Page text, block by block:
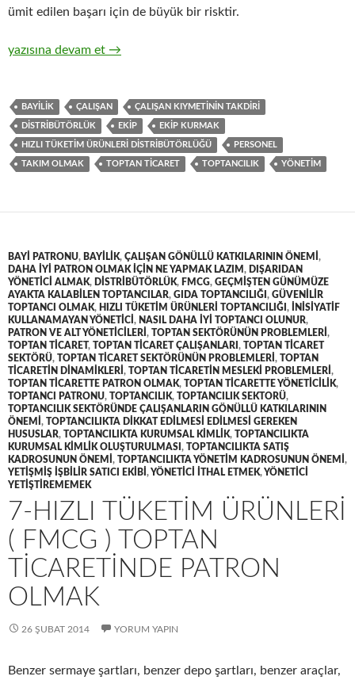
ümit edilen başarı için de büyük bir risktir.
8-Hızlı tüketim ürünleri ( FMCG ) toptan ticaretinde satış
yazısına devam et →
BAYILIK ÇALIŞAN ÇALIŞAN KIYMETININ TAKDIRI
DISTRIBÜTÖRLÜK EKIP EKIP KURMAK
HIZLI TÜKETIM ÜRÜNLERI DISTRIBÜTÖRLÜĞÜ PERSONEL
TAKIM OLMAK TOPTAN TICARET TOPTANCILIK YÖNETIM
BAYI PATRONU, BAYILIK, ÇALIŞAN GÖNÜLLÜ KATKILARININ ÖNEMI ,
DAHA IYI PATRON OLMAK IÇIN NE YAPMAK LAZIM , DIŞARIDAN
YÖNETICI ALMAK, DISTRIBÜTÖRLÜK, FMCG, GEÇMIŞTEN GÜNÜMÜZE
AYAKTA KALABILEN TOPTANCILAR, GIDA TOPTANCILIĞI , GÜVENILIR
TOPTANCI OLMAK, HIZLI TÜKETIM ÜRÜNLERI TOPTANCILIĞI ,
INISIYATIF
KULLANAMAYAN YÖNETICI , NASIL DAHA IYI TOPTANCI OLUNUR,
PATRON VE ALT YÖNETICILERI , TOPTAN SEKTÖRÜNÜN PROBLEMLERI ,
TOPTAN TICARET, TOPTAN TICARET ÇALIŞANLARI , TOPTAN TICARET
SEKTÖRÜ, TOPTAN TICARET SEKTÖRÜNÜN PROBLEMLERI , TOPTAN
TICARETIN DINAMIKLERI , TOPTAN TICARETIN MESLEKI PROBLEMLERI ,
TOPTAN TICARETTE PATRON OLMAK, TOPTAN TICARETTE YÖNETICILIK,
TOPTANCI PATRONU, TOPTANCILIK, TOPTANCILIK SEKTORÜ,
TOPTANCILIK SEKTÖRÜNDE ÇALIŞANLARIN GÖNÜLLÜ KATKILARININ
ÖNEMI , TOPTANCILIKTA DIKKAT EDILMESI EDILMESI GEREKEN
HUSUSLAR, TOPTANCILIKTA KURUMSAL KIMLIK, TOPTANCILIKTA
KURUMSAL KIMLIK OLUŞTURULMASI , TOPTANCILIKTA SATIŞ
KADROSUNUN ÖNEMI , TOPTANCILIKTA YÖNETIM KADROSUNUN ÖNEMI ,
YETIŞMIŞ IŞBILIR SATICI EKIBI ,YÖNETICI ITHAL ETMEK,YÖNETICI
YETIŞTIREMEMEK
7-HIZLI TÜKETIM ÜRÜNLERI
( FMCG ) TOPTAN
TICARETINDE PATRON
OLMAK
26 ŞUBAT 2014 YORUM YAPIN
Benzer sermaye şartları, benzer depo şartları, benzer araçlar,